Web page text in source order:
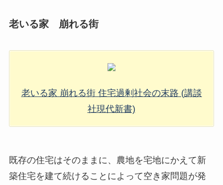
老いる家 崩れる街
老いる家 崩れる街 住宅過剰社会の末路 (講談
社現代新書)
既存の住宅はそのままに、農地を宅地にかえて新
築住宅を建て続けることによって空き家問題が発